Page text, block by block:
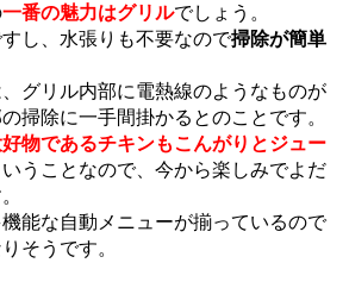
一番の魅力はグリルでしょう。
し、水張りも不要なので掃除が簡単
グリル内部に電熱線のようなものが
掃除に一手間掛かるとのことです。
物であるチキンもこんがりとジュー
いうことなので、今から楽しみでよだ
能な自動メニューが揃っているので
そうです。